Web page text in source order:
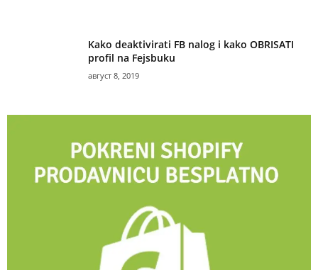
Kako deaktivirati FB nalog i kako OBRISATI
profil na Fejsbuku
август 8, 2019